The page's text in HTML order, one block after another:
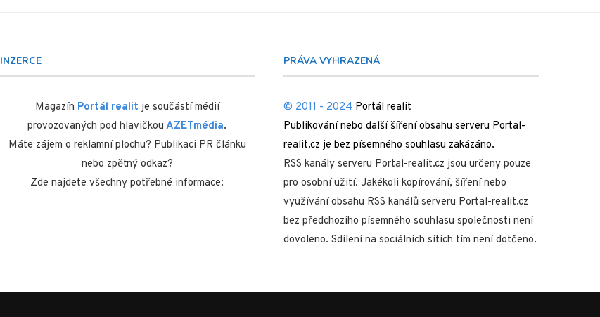
INZERCE
Magazín Portál realit je součástí médií
provozovaných pod hlavičkou AZETmédia.
Máte zájem o reklamní plochu? Publikaci PR článku
nebo zpětný odkaz?
Zde najdete všechny potřebné informace:
PRÁVA VYHRAZENÁ
© 2011 - 2024 Portál realit
Publikování nebo další šíření obsahu serveru Portal-
realit.cz je bez písemného souhlasu zakázáno.
RSS kanály serveru Portal-realit.cz jsou určeny pouze
pro osobní užití. Jakékoli kopírování, šíření nebo
využívání obsahu RSS kanálů serveru Portal-realit.cz
bez předchozího písemného souhlasu společnosti není
dovoleno. Sdílení na sociálních sítích tím není dotčeno.